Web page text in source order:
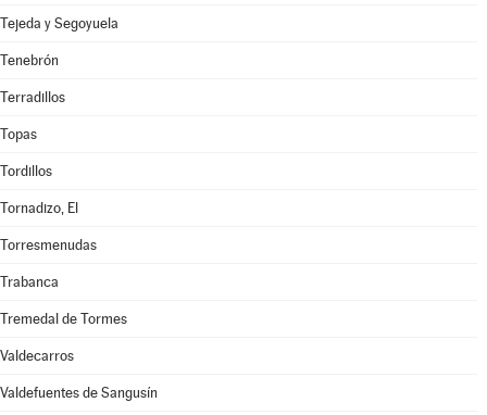
Tejeda y Segoyuela
Tenebrón
Terradillos
Topas
Tordillos
Tornadizo, El
Torresmenudas
Trabanca
Tremedal de Tormes
Valdecarros
Valdefuentes de Sangusín